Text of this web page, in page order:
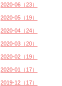
2020-06（23）
2020-05（19）
2020-04（24）
2020-03（20）
2020-02（19）
2020-01（17）
2019-12（17）